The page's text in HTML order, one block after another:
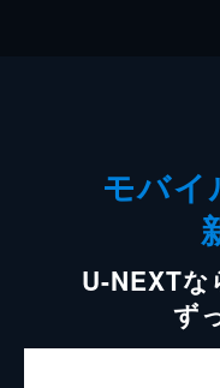
モバ
U-NEXT
ず